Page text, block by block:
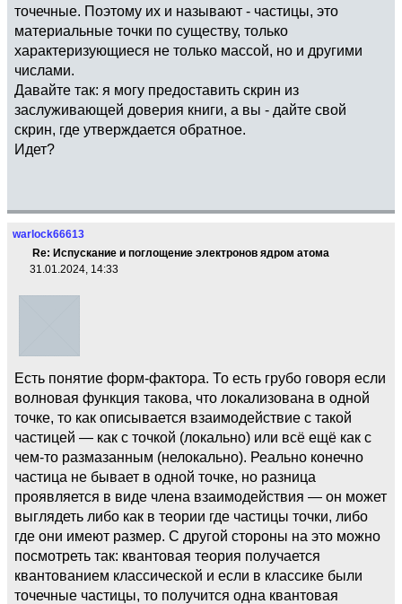
точечные. Поэтому их и называют - частицы, это
материальные точки по существу, только
характеризующиеся не только массой, но и другими
числами.
Давайте так: я могу предоставить скрин из
заслуживающей доверия книги, а вы - дайте свой
скрин, где утверждается обратное.
Идет?
warlock66613
Re: Испускание и поглощение электронов ядром атома
31.01.2024, 14:33
Есть понятие форм-фактора. То есть грубо говоря если
волновая функция такова, что локализована в одной
точке, то как описывается взаимодействие с такой
частицей — как с точкой (локально) или всё ещё как с
чем-то размазанным (нелокально). Реально конечно
частица не бывает в одной точке, но разница
проявляется в виде члена взаимодействия — он может
выглядеть либо как в теории где частицы точки, либо
где они имеют размер. С другой стороны на это можно
посмотреть так: квантовая теория получается
квантованием классической и если в классике были
точечные частицы, то получится одна квантовая